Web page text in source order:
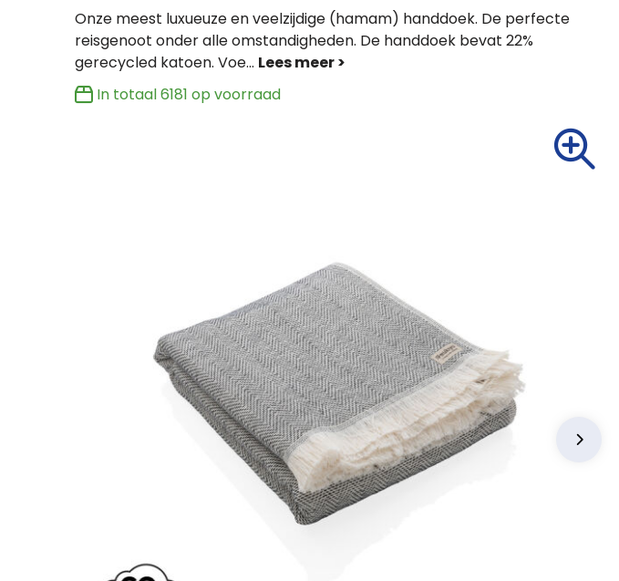
Onze meest luxueuze en veelzijdige (hamam) handdoek. De perfecte
reisgenoot onder alle omstandigheden. De handdoek bevat 22%
gerecycled katoen. Voe...
In totaal6181 op voorraad